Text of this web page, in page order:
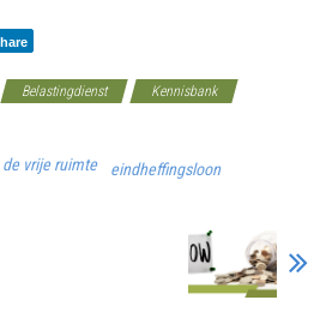
Belastingdienst
Kennisbank
de vrije ruimte
eindheffingsloon